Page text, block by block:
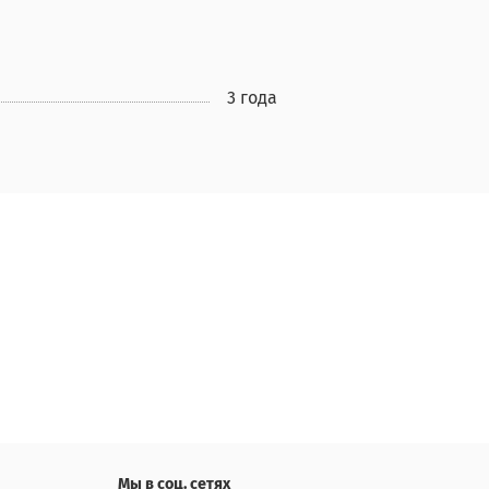
3 года
Мы в соц. сетях